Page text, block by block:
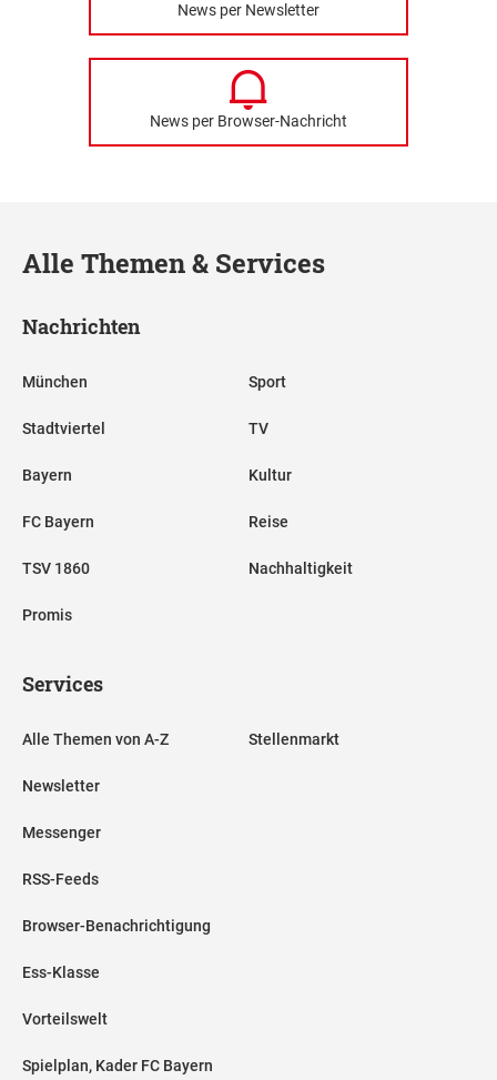
News per Newsletter
News per Browser-Nachricht
Alle Themen & Services
Nachrichten
München
Stadtviertel
Bayern
FC Bayern
TSV 1860
Promis
Sport
TV
Kultur
Reise
Nachhaltigkeit
Services
Alle Themen von A-Z
Newsletter
Messenger
RSS-Feeds
Browser-Benachrichtigung
Ess-Klasse
Vorteilswelt
Spielplan, Kader FC Bayern
Stellenmarkt